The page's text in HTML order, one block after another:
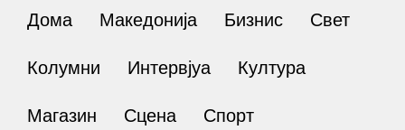
Дома Македонија Бизнис Свет
Колумни Интервјуа Култура
Магазин Сцена Спорт